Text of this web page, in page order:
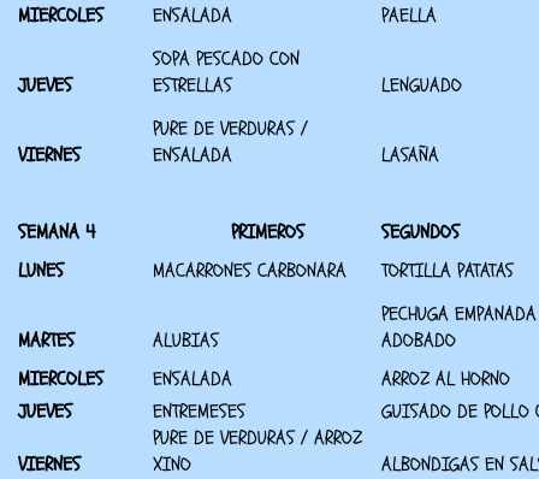
MIERCOLES
ENSALADA PAELLA
JUEVES
SOPA PESCADO CON
ESTRELLAS
LENGUADO
VIERNES
PURE DE VERDURAS /
ENSALADA
LASAÑA
SEMANA 4 PRIMEROS
SEGUNDOS
LUNES
MACARRONES CARBONARA TORTILLA PATATAS
MARTES ALUBIAS
PECHUGA
ADOBADO
MIERCOLES
ENSALADA
ARROZ AL HORNO
JUEVES
ENTREMESES
GUISADO DE POLLO
VIERNES
PURE DE VERDURAS / ARROZ
XINO
ALBONDIGAS EN